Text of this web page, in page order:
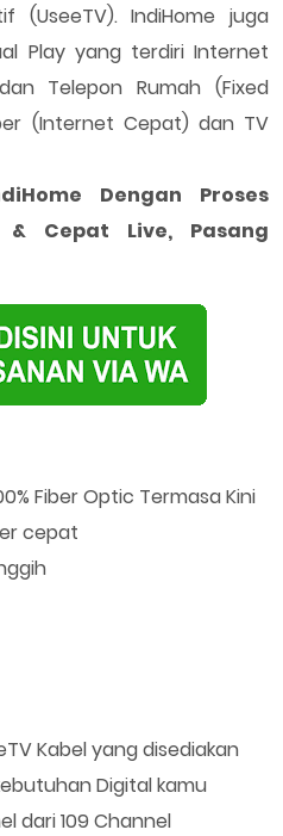
(UseeTV). IndiHome juga
Play yang terdiri Internet
Telepon Rumah (Fixed
(Internet Cepat) dan TV
Dengan Proses
& Cepat Live, Pasang
Fiber Optic Termasa Kini
cepat
Kabel yang disediakan
Digital kamu
dari 109 Channel